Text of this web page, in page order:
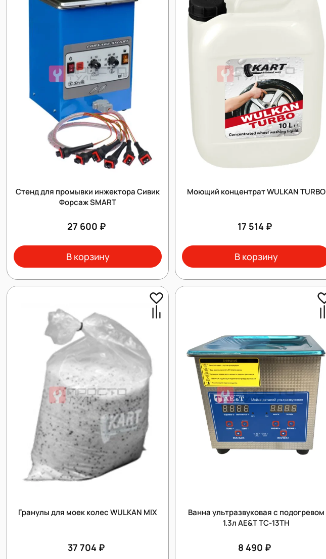
Cтенд для промывки инжектора Сивик
Форсаж SMART
27 600 ₽
В корзину
Моющий концентрат WULKAN TURBO
17 514 ₽
В корзину
Гранулы для моек колес WULKAN MIX
37 704 ₽
Ванна ультразвуковая с подогревом
1.3л AE&T TC-13TH
8 490 ₽